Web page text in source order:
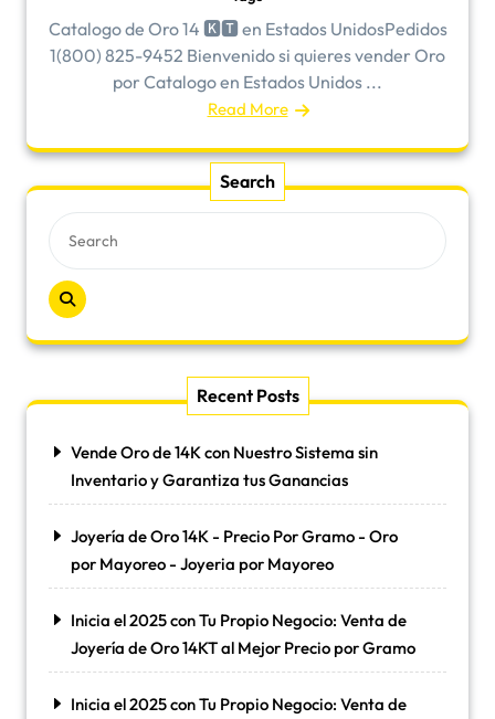
Catalogo de Oro 14 🅺🆃 en Estados UnidosPedidos
1(800) 825-9452 Bienvenido si quieres vender Oro
por Catalogo en Estados Unidos ...
Read More
Search
Recent Posts
Vende Oro de 14K con Nuestro Sistema sin
Inventario y Garantiza tus Ganancias
Joyería de Oro 14K - Precio Por Gramo - Oro
por Mayoreo - Joyeria por Mayoreo
Inicia el 2025 con Tu Propio Negocio: Venta de
Joyería de Oro 14KT al Mejor Precio por Gramo
Inicia el 2025 con Tu Propio Negocio: Venta de